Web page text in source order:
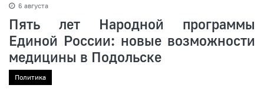
6 августа
Пять лет Народной программы
Единой России: новые возможности
медицины в Подольске
Политика